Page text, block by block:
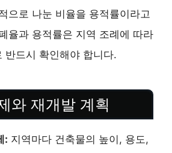
으로 나눈 비율을 용적률이라고
율과 용적률은 지역 조례에 따라
반드시 확인해야 합니다.
와 재개발 계획
: 지역마다 건축물의 높이, 용도,